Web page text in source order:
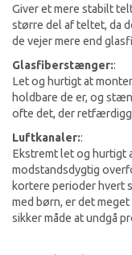
Giver et mere stabilt
større del af teltet, da
de vejer mere end
Glasfiberstænger::
Let og hurtigt at
holdbare de er, og
ofte det, der
Luftkanaler::
Ekstremt let og hurtigt
modstandsdygtig
kortere perioder hvert
med børn, er det
sikker måde at undgå